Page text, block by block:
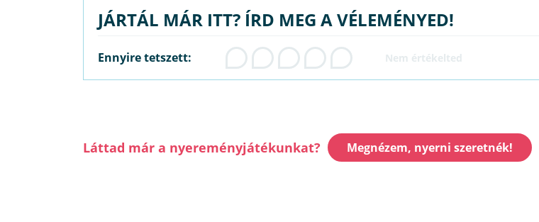
JÁRTÁL MÁR ITT? ÍRD MEG A VÉLEMÉNYED!
Ennyire tetszett:
Láttad már a nyereményjátékunkat? Megnézem, nyerni szeretnék!